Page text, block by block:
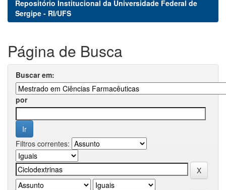
Repositório Institucional da Universidade Federal de
Sergipe - RI/UFS
Página de Busca
Buscar em:
por
Filtros correntes: